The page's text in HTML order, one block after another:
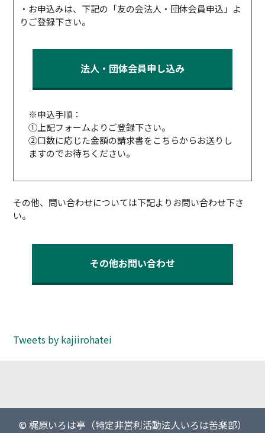
・お申込みは、下記の「友の会法人・団体会員申込」よ
りご登録下さい。
法人・団体会員申し込み
※申込手順：
①上記フォームよりご登録下さい。
②口数に応じた金額の請求書をこちらからお送りし
ますのでお待ちください。
その他、問い合わせについては下記よりお問い合わせ下さ
い。
その他お問い合わせ
Tweets by kajiirohatei
© 梶原いろは亭（特定非営利活動法人いろは苦楽部）